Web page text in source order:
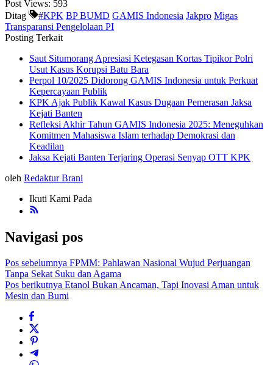
Post Views: 593
Ditag
#KPK BP BUMD GAMIS Indonesia Jakpro Migas
Transparansi Pengelolaan PI
Posting Terkait
Saut Situmorang Apresiasi Ketegasan Kortas Tipikor Polri
Usut Kasus Korupsi Batu Bara
Perpol 10/2025 Didorong GAMIS Indonesia untuk Perkuat
Kepercayaan Publik
KPK Ajak Publik Kawal Kasus Dugaan Pemerasan Jaksa
Kejati Banten
Refleksi Akhir Tahun GAMIS Indonesia 2025: Meneguhkan
Komitmen Mahasiswa Islam terhadap Demokrasi dan
Keadilan
Jaksa Kejati Banten Terjaring Operasi Senyap OTT KPK
oleh Redaktur Brani
Ikuti Kami Pada
Navigasi pos
Pos sebelumnya FPMM: Pahlawan Nasional Wujud Perjuangan
Tanpa Sekat Suku dan Agama
Pos berikutnya Etanol Bukan Ancaman, Tapi Inovasi Aman untuk
Mesin dan Bumi